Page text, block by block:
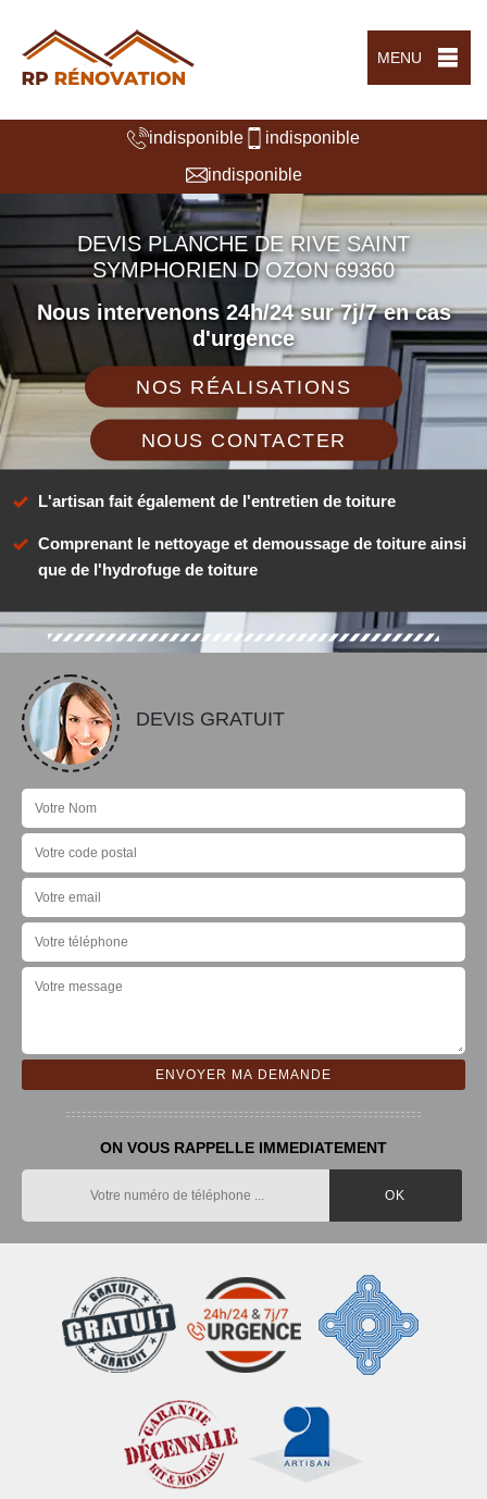
MENU
indisponible
indisponible
indisponible
DEVIS PLANCHE DE RIVE SAINT
SYMPHORIEN D OZON 69360
Nous intervenons 24h/24 sur 7j/7 en cas
d'urgence
NOS RÉALISATIONS
NOUS CONTACTER
L'artisan fait également de l'entretien de toiture
Comprenant le nettoyage et demoussage de toiture ainsi
que de l'hydrofuge de toiture
DEVIS GRATUIT
ON VOUS RAPPELLE IMMEDIATEMENT